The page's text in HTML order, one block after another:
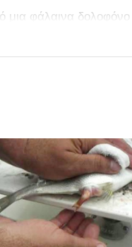
μια φάλαινα